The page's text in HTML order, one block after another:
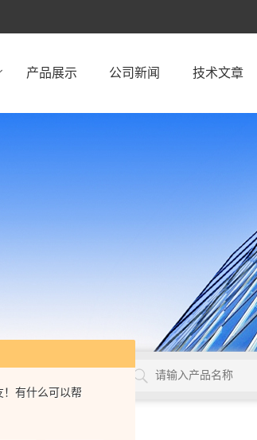
！有什么可以帮
产品展示 公司新闻 技术文章